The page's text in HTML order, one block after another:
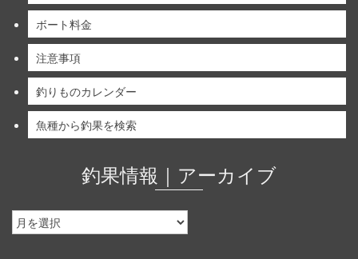
ボート料金
注意事項
釣りものカレンダー
魚種から釣果を検索
釣果情報｜アーカイブ
釣
果